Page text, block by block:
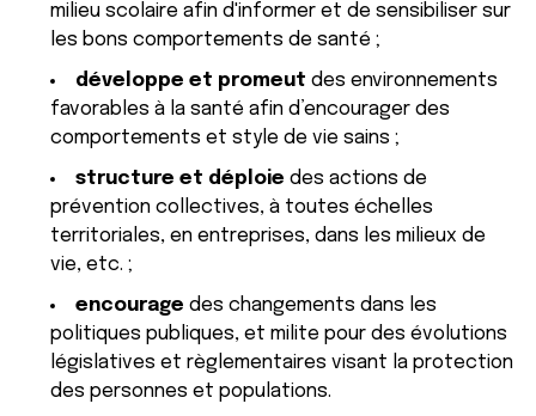
milieu scolaire afin d'informer et de sensibiliser sur
les bons comportements de santé ;
développe et promeut des environnements
favorables à la santé afin d’encourager des
comportements et style de vie sains ;
structure et déploie des actions de
prévention collectives, à toutes échelles
territoriales, en entreprises, dans les milieux de
vie, etc. ;
encourage des changements dans les
politiques publiques, et milite pour des évolutions
législatives et règlementaires visant la protection
des personnes et populations.